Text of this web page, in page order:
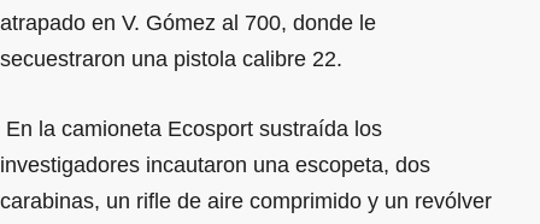
atrapado en V. Gómez al 700, donde le
secuestraron una pistola calibre 22.
En la camioneta Ecosport sustraída los
investigadores incautaron una escopeta, dos
carabinas, un rifle de aire comprimido y un revólver